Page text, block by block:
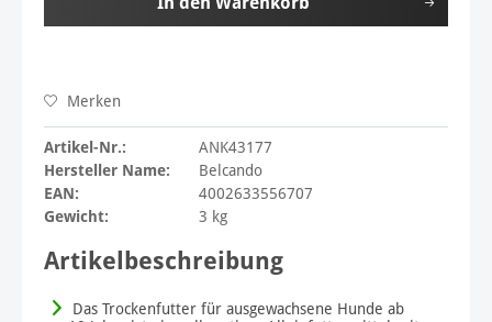
Merken
Artikel-Nr.:
ANK43177
Hersteller Name:
Belcando
EAN:
4002633556707
Gewicht:
3 kg
Artikelbeschreibung
Das Trockenfutter für ausgewachsene Hunde ab